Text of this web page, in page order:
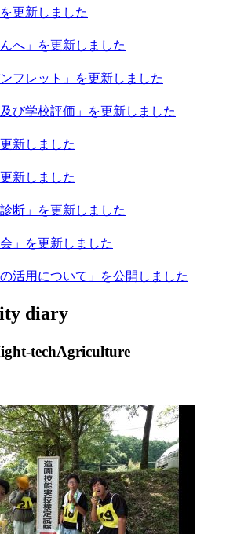
更新しました
へ」を更新しました
フレット」を更新しました
び学校評価」を更新しました
新しました
新しました
断」を更新しました
」を更新しました
の活用について」を公開しました
diary
techAgriculture